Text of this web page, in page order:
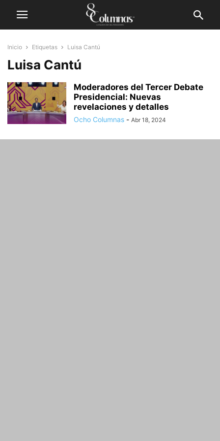
Inicio Etiquetas Luisa Cantú
Luisa Cantú
Moderadores del Tercer Debate
Presidencial: Nuevas
revelaciones y detalles
Ocho Columnas - Abr 18, 2024